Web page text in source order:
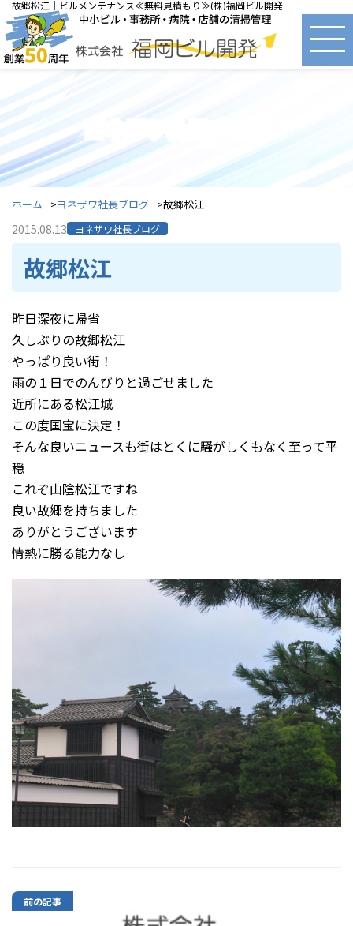
故郷松江｜ビルメンテナンス≪無料見積もり≫(株)福岡ビル開発
ヨネザワ社長ブログ
ホーム ヨネザワ社長ブログ 故郷松江
2015.08.13 ヨネザワ社長ブログ
故郷松江
昨日深夜に帰省
久しぶりの故郷松江
やっぱり良い街！
雨の１日でのんびりと過ごせました
近所にある松江城
この度国宝に決定！
そんな良いニュースも街はとくに騒がしくもなく至って平
穏
これぞ山陰松江ですね
良い故郷を持ちました
ありがとうございます
情熱に勝る能力なし
前の記事